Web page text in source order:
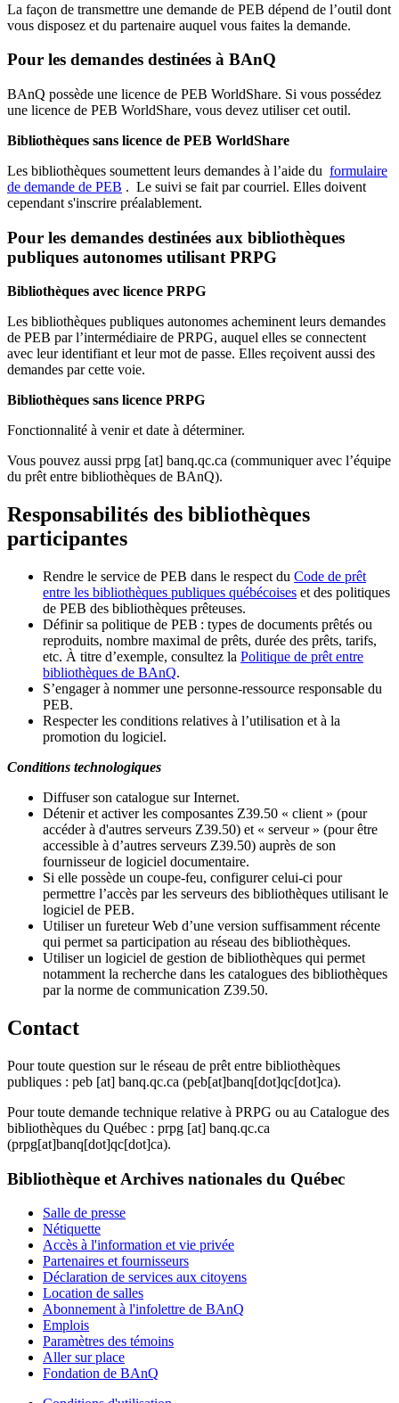
La façon de transmettre une demande de PEB dépend de l’outil dont
vous disposez et du partenaire auquel vous faites la demande.
Pour les demandes destinées à BAnQ
BAnQ possède une licence de PEB WorldShare. Si vous possédez
une licence de PEB WorldShare, vous devez utiliser cet outil.
Bibliothèques sans licence de PEB WorldShare
Les bibliothèques soumettent leurs demandes à l’aide du formulaire
de demande de PEB . Le suivi se fait par courriel. Elles doivent
cependant s'inscrire préalablement.
Pour les demandes destinées aux bibliothèques
publiques autonomes utilisant PRPG
Bibliothèques avec licence PRPG
Les bibliothèques publiques autonomes acheminent leurs demandes
de PEB par l’intermédiaire de PRPG, auquel elles se connectent
avec leur identifiant et leur mot de passe. Elles reçoivent aussi des
demandes par cette voie.
Bibliothèques sans licence PRPG
Fonctionnalité à venir et date à déterminer.
Vous pouvez aussi prpg [at] banq.qc.ca (communiquer avec l’équipe
du prêt entre bibliothèques de BAnQ).
Responsabilités des bibliothèques
participantes
Rendre le service de PEB dans le respect du Code de prêt
entre les bibliothèques publiques québécoises et des politiques
de PEB des bibliothèques prêteuses.
Définir sa politique de PEB : types de documents prêtés ou
reproduits, nombre maximal de prêts, durée des prêts, tarifs,
etc. À titre d’exemple, consultez la Politique de prêt entre
bibliothèques de BAnQ.
S’engager à nommer une personne-ressource responsable du
PEB.
Respecter les conditions relatives à l’utilisation et à la
promotion du logiciel.
Conditions technologiques
Diffuser son catalogue sur Internet.
Détenir et activer les composantes Z39.50 « client » (pour
accéder à d'autres serveurs Z39.50) et « serveur » (pour être
accessible à d’autres serveurs Z39.50) auprès de son
fournisseur de logiciel documentaire.
Si elle possède un coupe-feu, configurer celui-ci pour
permettre l’accès par les serveurs des bibliothèques utilisant le
logiciel de PEB.
Utiliser un fureteur Web d’une version suffisamment récente
qui permet sa participation au réseau des bibliothèques.
Utiliser un logiciel de gestion de bibliothèques qui permet
notamment la recherche dans les catalogues des bibliothèques
par la norme de communication Z39.50.
Contact
Pour toute question sur le réseau de prêt entre bibliothèques
publiques : peb [at] banq.qc.ca (peb[at]banq[dot]qc[dot]ca).
Pour toute demande technique relative à PRPG ou au Catalogue des
bibliothèques du Québec : prpg [at] banq.qc.ca
(prpg[at]banq[dot]qc[dot]ca).
Bibliothèque et Archives nationales du Québec
Salle de presse
Nétiquette
Accès à l'information et vie privée
Partenaires et fournisseurs
Déclaration de services aux citoyens
Location de salles
Abonnement à l'infolettre de BAnQ
Emplois
Paramètres des témoins
Aller sur place
Fondation de BAnQ